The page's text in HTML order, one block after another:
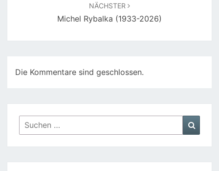
NÄCHSTER
Michel Rybalka (1933-2026)
Die Kommentare sind geschlossen.
Suchen
nach: